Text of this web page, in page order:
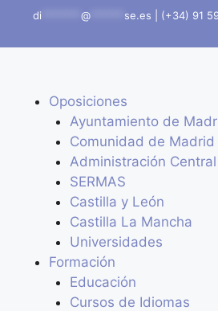
di @ se.es (+34) 91
Oposiciones
Ayuntamiento de
Comunidad de Madrid
Administración Central
SERMAS
Castilla y León
Castilla La Mancha
Universidades
Formación
Educación
Cursos de Idiomas